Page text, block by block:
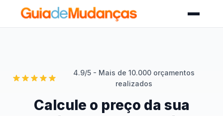
4.9/5 - Mais de 10.000 orçamentos
realizados
Calcule o preço da sua